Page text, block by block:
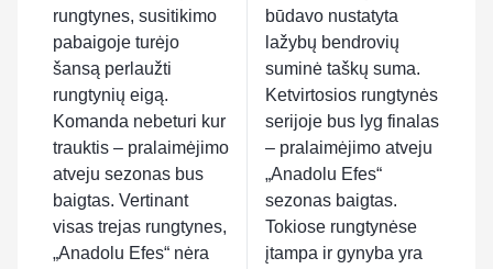
rungtynes, susitikimo
pabaigoje turėjo
šansą perlaužti
rungtynių eigą.
Komanda nebeturi kur
trauktis – pralaimėjimo
atveju sezonas bus
baigtas. Vertinant
visas trejas rungtynes,
„Anadolu Efes“ nėra
būdavo nustatyta
lažybų bendrovių
suminė taškų suma.
Ketvirtosios rungtynės
serijoje bus lyg finalas
– pralaimėjimo atveju
„Anadolu Efes“
sezonas baigtas.
Tokiose rungtynėse
įtampa ir gynyba yra